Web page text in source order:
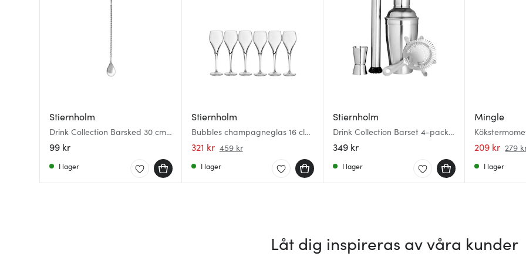
Stiernholm
Drink Collection Barsked 30 cm
Stål
99 kr
I lager
Stiernholm
Bubbles champagneglas 16 cl
6-pack klar
321 kr 459 kr
I lager
Stiernholm
Drink Collection Barset 4-pack
Matt finish
349 kr
I lager
Mingle
209 kr 279
I lager
Låt dig inspireras av våra kunder